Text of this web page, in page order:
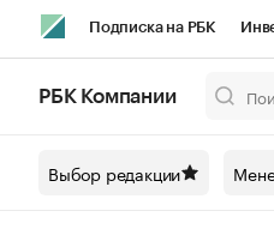
Подписка на РБК
Спецпроекты СПб
РБК Компании
Выбор редакции